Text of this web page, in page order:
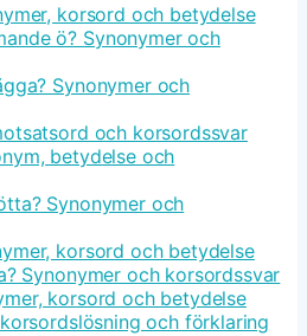
korsord och betydelse
ö? Synonymer och
Synonymer och
och korsordssvar
betydelse och
Synonymer och
korsord och betydelse
Synonymer och korsordssvar
korsord och betydelse
och förklaring